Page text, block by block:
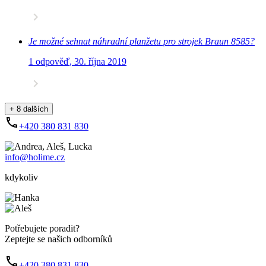
Je možné sehnat náhradní planžetu pro strojek Braun 8585?
1 odpověď, 30. října 2019
+ 8 dalších
+420 380 831 830
info@holime.cz
kdykoliv
Potřebujete poradit?
Zeptejte se našich odborníků